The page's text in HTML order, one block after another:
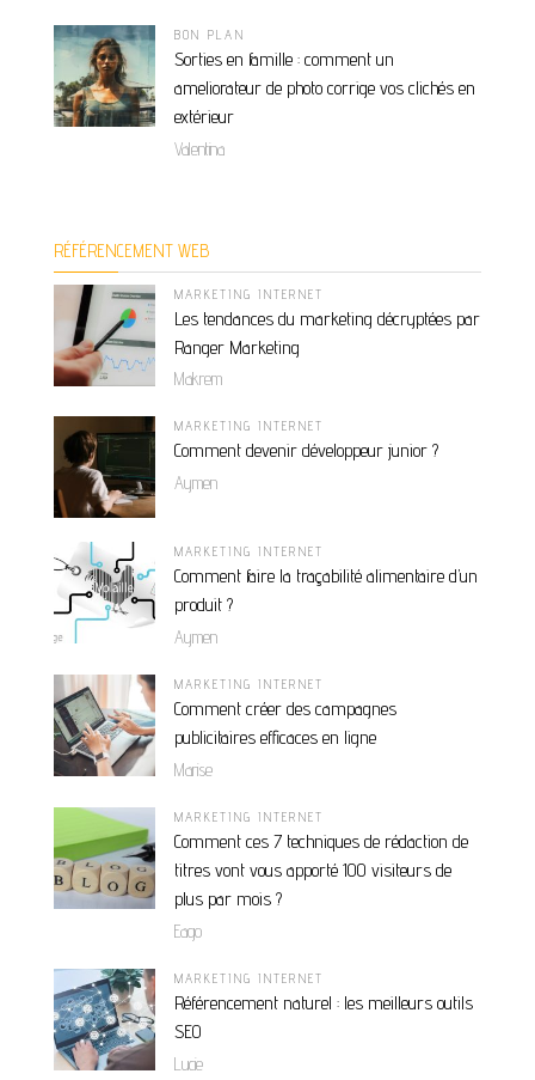
BON PLAN
Sorties en famille : comment un
ameliorateur de photo corrige vos clichés en
extérieur
Valentina
RÉFÉRENCEMENT WEB
MARKETING INTERNET
Les tendances du marketing décryptées par
Ranger Marketing
Makrem
MARKETING INTERNET
Comment devenir développeur junior ?
Aymen
MARKETING INTERNET
Comment faire la traçabilité alimentaire d’un
produit ?
Aymen
MARKETING INTERNET
Comment créer des campagnes
publicitaires efficaces en ligne
Marise
MARKETING INTERNET
Comment ces 7 techniques de rédaction de
titres vont vous apporté 100 visiteurs de
plus par mois ?
Eago
MARKETING INTERNET
Référencement naturel : les meilleurs outils
SEO
Lucie